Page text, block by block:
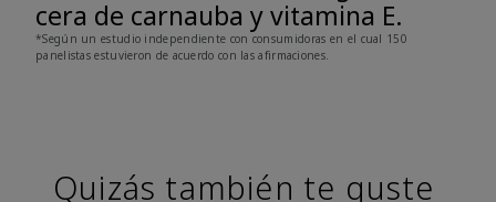
cera de carnauba y vitamina E.
*Según un estudio independiente con consumidoras en el cual 150
panelistas estuvieron de acuerdo con las afirmaciones.
Quizás también te guste